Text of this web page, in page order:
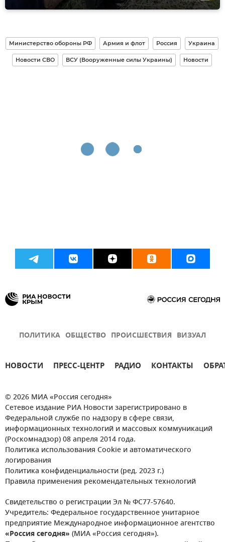
Министерство обороны РФ Армия и флот Россия Украина
Новости СВО ВСУ (Вооруженные силы Украины) Новости
ПОЛИТИКА ОБЩЕСТВО ПРОИСШЕСТВИЯ ВИЗУАЛ
НОВОСТИ ПРЕСС-ЦЕНТР РАДИО КОНТАКТЫ
© 2026 МИА «Россия сегодня»
Сетевое издание РИА Новости зарегистрировано в
Федеральной службе по надзору в сфере связи,
информационных технологий и массовых коммуникаций
(Роскомнадзор) 08 апреля 2014 года.
Политика использования Cookie и автоматического
логирования
Политика конфиденциальности (ред. 2023 г.)
Правила применения рекомендательных технологий
Свидетельство о регистрации Эл № ФС77-57640.
Учредитель: Федеральное государственное унитарное
предприятие Международное информационное агентство
«Россия сегодня» (МИА «Россия сегодня»).